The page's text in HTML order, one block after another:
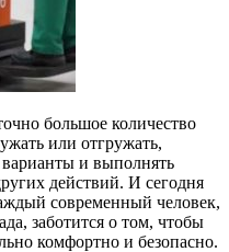
большое количество
или отгружать,
и выполнять
действий. И сегодня
современный человек,
заботится о том, чтобы
комфортно и безопасно.